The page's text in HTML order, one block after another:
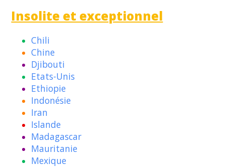
Insolite et exceptionnel
Chili
Chine
Djibouti
Etats-Unis
Ethiopie
Indonésie
Iran
Islande
Madagascar
Mauritanie
Mexique